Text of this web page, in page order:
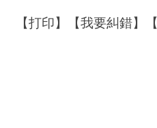
【打印】【我要糾錯】【